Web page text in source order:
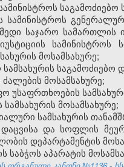
სამინისტროს
საჯარო
სამინისტროს
მოსამსახურე;
სამსახურის
მოსამსახურე;
უსაფრთხოების
მოსამსახურე;
სამსახურის
და სოფლის
დეპარტამენტის
აპარატის